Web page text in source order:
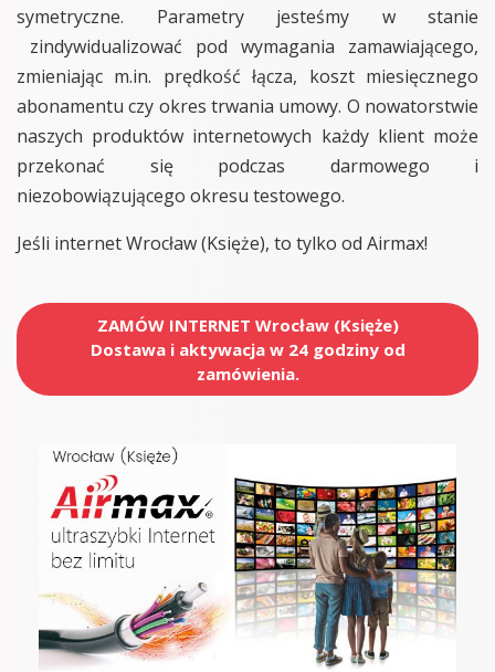
symetryczne. Parametry jesteśmy w stanie
zindywidualizować pod wymagania zamawiającego,
zmieniając m.in. prędkość łącza, koszt miesięcznego
abonamentu czy okres trwania umowy. O nowatorstwie
naszych produktów internetowych każdy klient może
przekonać się podczas darmowego i
niezobowiązującego okresu testowego.
Jeśli internet Wrocław (Księże), to tylko od Airmax!
ZAMÓW INTERNET Wrocław (Księże)
Dostawa i aktywacja w 24 godziny od
zamówienia.